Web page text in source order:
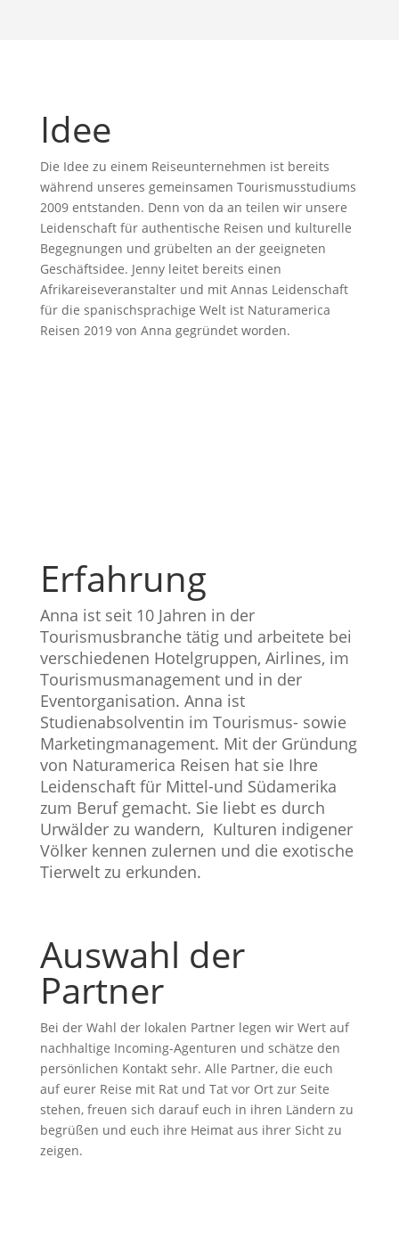
Idee
Die Idee zu einem Reiseunternehmen ist bereits
während unseres gemeinsamen Tourismusstudiums
2009 entstanden. Denn von da an teilen wir unsere
Leidenschaft für authentische Reisen und kulturelle
Begegnungen und grübelten an der geeigneten
Geschäftsidee. Jenny leitet bereits einen
Afrikareiseveranstalter und mit Annas Leidenschaft
für die spanischsprachige Welt ist Naturamerica
Reisen 2019 von Anna gegründet worden.
Erfahrung
Anna ist seit 10 Jahren in der
Tourismusbranche tätig und arbeitete bei
verschiedenen Hotelgruppen, Airlines, im
Tourismusmanagement und in der
Eventorganisation. Anna ist
Studienabsolventin im Tourismus- sowie
Marketingmanagement. Mit der Gründung
von Naturamerica Reisen hat sie Ihre
Leidenschaft für Mittel-und Südamerika
zum Beruf gemacht. Sie liebt es durch
Urwälder zu wandern, Kulturen indigener
Völker kennen zulernen und die exotische
Tierwelt zu erkunden.
Auswahl der
Partner
Bei der Wahl der lokalen Partner legen wir Wert auf
nachhaltige Incoming-Agenturen und schätze den
persönlichen Kontakt sehr. Alle Partner, die euch
auf eurer Reise mit Rat und Tat vor Ort zur Seite
stehen, freuen sich darauf euch in ihren Ländern zu
begrüßen und euch ihre Heimat aus ihrer Sicht zu
zeigen.